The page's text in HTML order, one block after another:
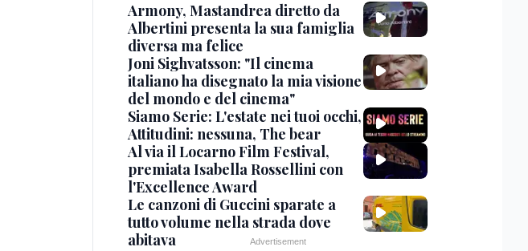
Armony, Mastandrea diretto da
Albertini presenta la sua famiglia
diversa ma felice
Joni Sighvatsson: "Il cinema
italiano ha disegnato la mia visione
del mondo e del cinema"
Siamo Serie: L'estate nei tuoi occhi,
Attitudini: nessuna, The bear
Al via il Locarno Film Festival,
premiata Isabella Rossellini con
l'Excellence Award
Le canzoni di Guccini sparate a
tutto volume nella strada dove
abitava